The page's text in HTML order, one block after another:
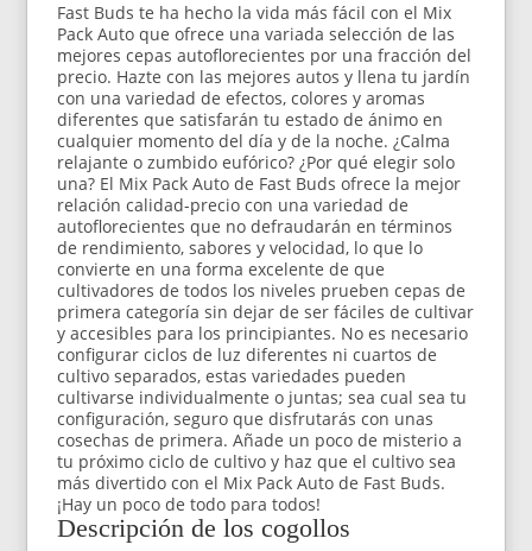
Fast Buds te ha hecho la vida más fácil con el Mix
Pack Auto que ofrece una variada selección de las
mejores cepas autoflorecientes por una fracción del
precio. Hazte con las mejores autos y llena tu jardín
con una variedad de efectos, colores y aromas
diferentes que satisfarán tu estado de ánimo en
cualquier momento del día y de la noche. ¿Calma
relajante o zumbido eufórico? ¿Por qué elegir solo
una? El Mix Pack Auto de Fast Buds ofrece la mejor
relación calidad-precio con una variedad de
autoflorecientes que no defraudarán en términos
de rendimiento, sabores y velocidad, lo que lo
convierte en una forma excelente de que
cultivadores de todos los niveles prueben cepas de
primera categoría sin dejar de ser fáciles de cultivar
y accesibles para los principiantes. No es necesario
configurar ciclos de luz diferentes ni cuartos de
cultivo separados, estas variedades pueden
cultivarse individualmente o juntas; sea cual sea tu
configuración, seguro que disfrutarás con unas
cosechas de primera. Añade un poco de misterio a
tu próximo ciclo de cultivo y haz que el cultivo sea
más divertido con el Mix Pack Auto de Fast Buds.
¡Hay un poco de todo para todos!
Descripción de los cogollos